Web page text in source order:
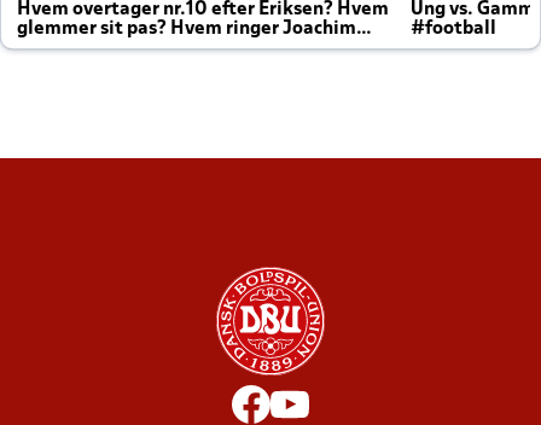
Hvem overtager nr.10 efter Eriksen? Hvem
glemmer sit pas? Hvem ringer Joachim
altid til efter kampe?
Ung vs.
#football